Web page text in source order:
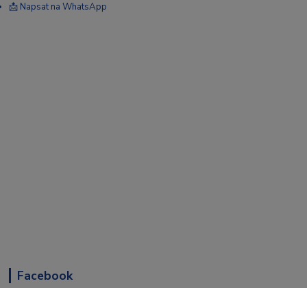
📩 Napsat na WhatsApp
Facebook